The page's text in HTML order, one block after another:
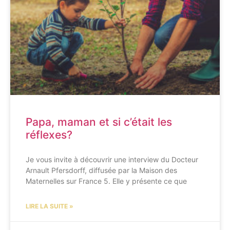
Papa, maman et si c’était les
réflexes?
Je vous invite à découvrir une interview du Docteur
Arnault Pfersdorff, diffusée par la Maison des
Maternelles sur France 5. Elle y présente ce que
LIRE LA SUITE »